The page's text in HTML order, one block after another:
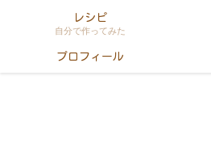
レシピ
自分で作ってみた
プロフィール